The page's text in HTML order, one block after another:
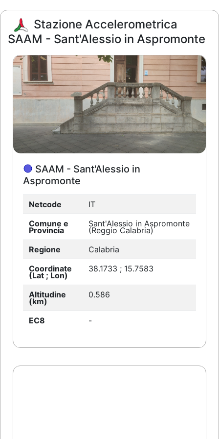
Stazione Accelerometrica
SAAM - Sant'Alessio in Aspromonte
SAAM - Sant'Alessio in
Aspromonte
Netcode
IT
Comune e
Provincia
Sant'Alessio in Aspromonte
(Reggio Calabria)
Regione
Calabria
Coordinate
(Lat ; Lon)
38.1733 ; 15.7583
Altitudine
(km)
0.586
EC8 -